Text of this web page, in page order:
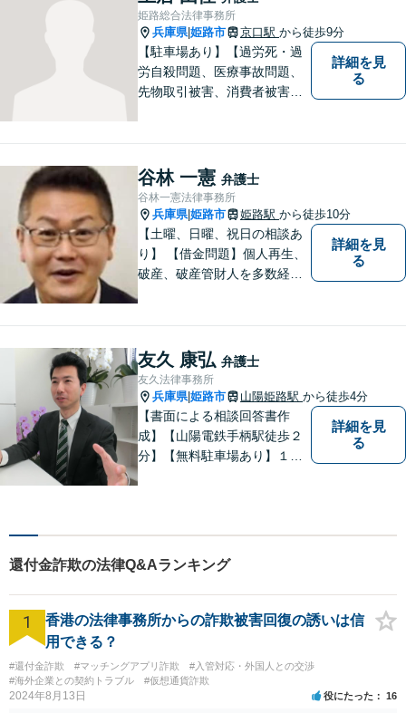
姫路総合法律事務所
兵庫県|姫路市 京口駅 から徒歩9分
【駐車場あり】【過労死・過
労自殺問題、医療事故問題、
先物取引被害、消費者被害、
い社会になるためのお力にな
ることができればと考えてい
ます。 お気軽にご相談くださ
い。
詳細を見
る
谷林 一憲 弁護士
谷林一憲法律事務所
兵庫県|姫路市 姫路駅 から徒歩10分
【土曜、日曜、祝日の相談あ
り】 【借金問題】個人再生、
破産、破産管財人を多数経
す。 【交通事故】後遺障害の
認定を獲得した事案を多数経
験。
詳細を見
る
友久 康弘 弁護士
友久法律事務所
兵庫県|姫路市 山陽姫路駅 から徒歩4分
【書面による相談回答書作
成】【山陽電鉄手柄駅徒歩２
分】【無料駐車場あり】１歩
詳細を見
る
還付金詐欺の法律Q&Aランキング
1
香港の法律事務所からの詐欺被害回復の誘いは信
用できる？
#還付金詐欺 #マッチングアプリ詐欺
#入管対応・外国人との交渉
#海外企業との契約トラブル
#仮想通貨詐欺
2024年8月13日 役にたった 16